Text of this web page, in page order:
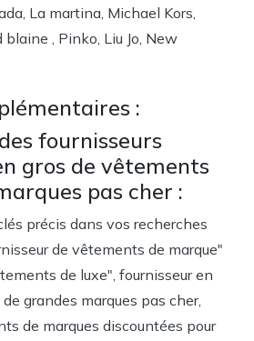
La martina, Michael Kors,
, Pinko, Liu Jo, New
:
fournisseurs
gros de vêtements
pas cher :
précis dans vos recherches
de vêtements de marque"
de luxe", fournisseur en
grandes marques pas cher,
de marques discountées pour